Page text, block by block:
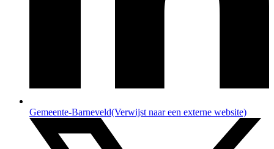
Gemeente-Barneveld(Verwijst naar een externe website)